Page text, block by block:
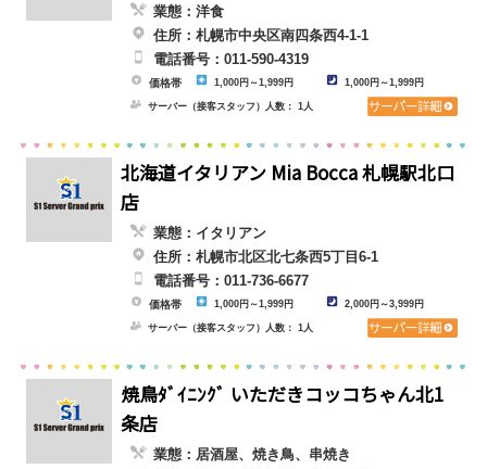
業態：洋食
住所：札幌市中央区南四条西4-1-1
電話番号：011-590-4319
価格帯 1,000円～1,999円 1,000円～1,999円
サーバー（接客スタッフ）人数： 1人
北海道イタリアン Mia Bocca 札幌駅北口
店
業態：イタリアン
住所：札幌市北区北七条西5丁目6-1
電話番号：011-736-6677
価格帯 1,000円～1,999円 2,000円～3,999円
サーバー（接客スタッフ）人数： 1人
焼鳥ﾀﾞｲﾆﾝｸﾞ いただきコッコちゃん北1
条店
業態：居酒屋、焼き鳥、串焼き